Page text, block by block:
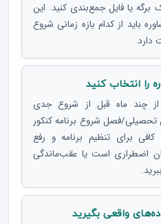
یا فایل جمع‌بندی کنید. این
باید از کدام بازه زمانی شروع
دارد.
را انتخاب کنید
از چند ماه قبل از شروع جدی
تحصیلی/فصل شروع برنامه کنکور
برای تنظیم برنامه و رفع
اضطراری است یا عقب‌ماندگی
واقعی بگیرید